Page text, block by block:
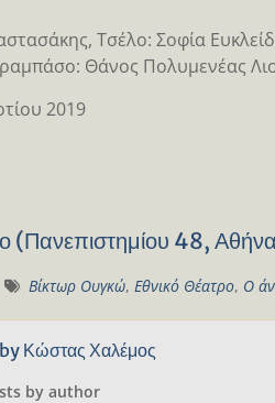
Τσέλο: Σοφία
Θάνος Πολυμενέας
2019
(Πανεπιστημίου 48,
Βίκτωρ Ουγκώ, Εθνικό Θέατρο, Ο
Κώστας Χαλέμος
by author